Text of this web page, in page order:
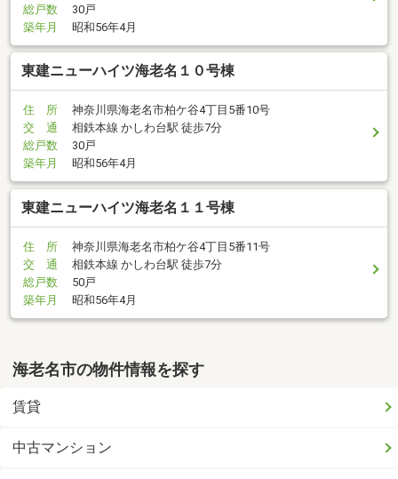
総戸数
30戸
築年月
昭和56年4月
東建ニューハイツ海老名１０号棟
住 所
神奈川県海老名市柏ケ谷4丁目5番10号
交 通
相鉄本線 かしわ台駅 徒歩7分
総戸数
30戸
築年月
昭和56年4月
東建ニューハイツ海老名１１号棟
住 所
神奈川県海老名市柏ケ谷4丁目5番11号
交 通
相鉄本線 かしわ台駅 徒歩7分
総戸数
50戸
築年月
昭和56年4月
海老名市の物件情報を探す
賃貸
中古マンション